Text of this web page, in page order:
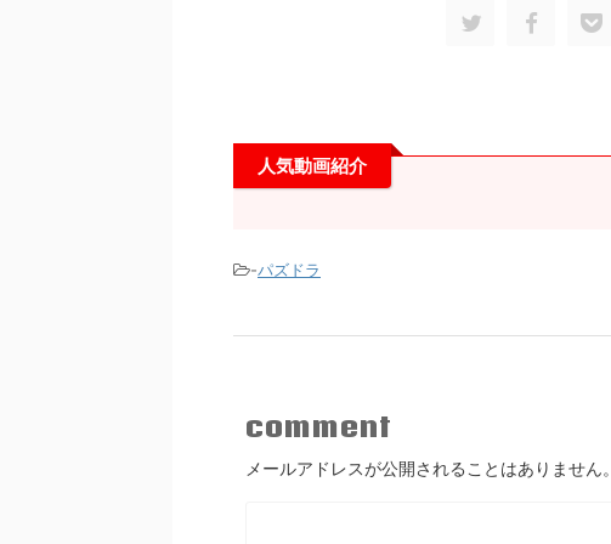
人気動画紹介
-パズドラ
comment
メールアドレスが公開されることはありません。